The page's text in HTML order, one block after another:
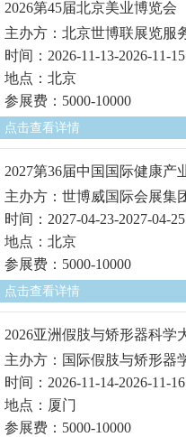
2026第45届北京美业博览会
主办方：北京世博联展览服
时间：2026-11-13-2026-11-15
地点：北京
参展费：5000-10000
点击查看详情
2027第36届中国国际健康产
主办方：世博威国际会展集
时间：2027-04-23-2027-04-25
地点：北京
参展费：5000-10000
点击查看详情
2026亚洲假肢与矫形器科学
主办方：国际假肢与矫形器
时间：2026-11-14-2026-11-16
地点：厦门
参展费：5000-10000